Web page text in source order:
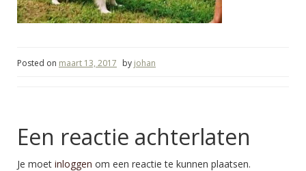
Posted on maart 13, 2017 by johan
Een reactie achterlaten
Je moet inloggen om een reactie te kunnen plaatsen.